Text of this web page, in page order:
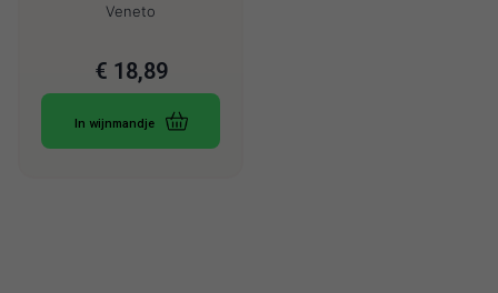
Veneto
€ 18,89
In wijnmandje